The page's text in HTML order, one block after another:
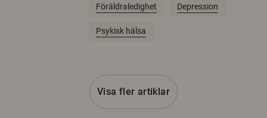
Föräldraledighet Depression
Psykisk hälsa
Visa fler artiklar